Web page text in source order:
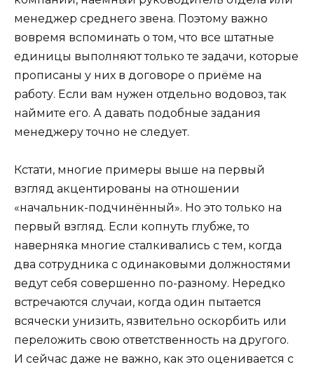
менеджер среднего звена. Поэтому важно
вовремя вспоминать о том, что все штатные
единицы выполняют только те задачи, которые
прописаны у них в договоре о приёме на
работу. Если вам нужен отдельно водовоз, так
наймите его. А давать подобные задания
менеджеру точно не следует.
Кстати, многие примеры выше на первый
взгляд акцентированы на отношении
«начальник-подчинённый». Но это только на
первый взгляд. Если копнуть глубже, то
наверняка многие сталкивались с тем, когда
два сотрудника с одинаковыми должностями
ведут себя совершенно по-разному. Нередко
встречаются случаи, когда один пытается
всячески унизить, язвительно оскорбить или
переложить свою ответственность на другого.
И сейчас даже не важно, как это оценивается с